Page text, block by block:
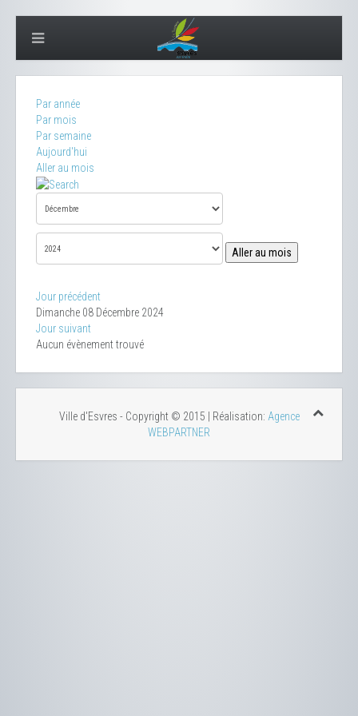
Par année
Par mois
Par semaine
Aujourd'hui
Aller au mois
Aller au mois
Jour précédent
Dimanche 08 Décembre 2024
Jour suivant
Aucun évènement trouvé
Ville d'Esvres - Copyright © 2015 | Réalisation: Agence
WEBPARTNER